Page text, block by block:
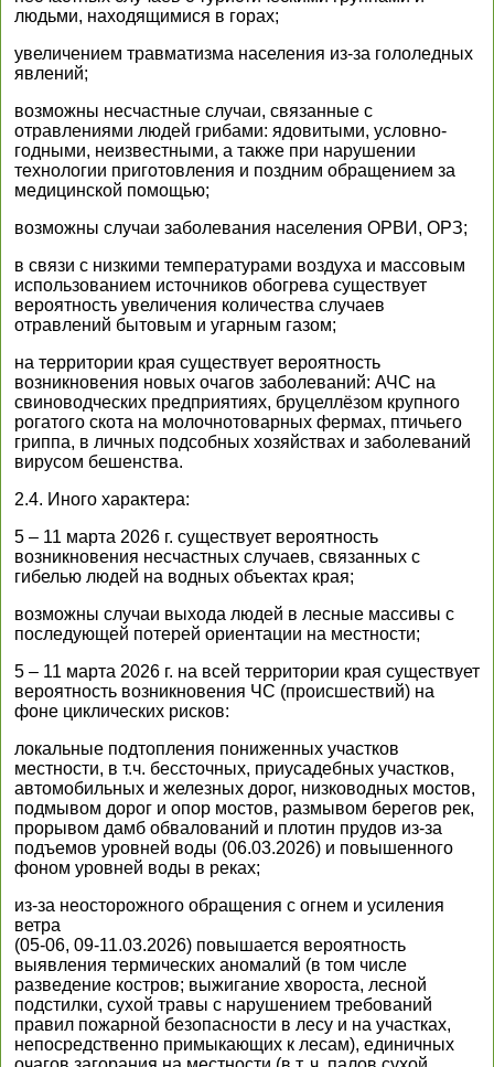
людьми, находящимися в горах;
увеличением травматизма населения из-за гололедных
явлений;
возможны несчастные случаи, связанные с
отравлениями людей грибами: ядовитыми, условно-
годными, неизвестными, а также при нарушении
технологии приготовления и поздним обращением за
медицинской помощью;
возможны случаи заболевания населения ОРВИ, ОРЗ;
в связи с низкими температурами воздуха и массовым
использованием источников обогрева существует
вероятность увеличения количества случаев
отравлений бытовым и угарным газом;
на территории края существует вероятность
возникновения новых очагов заболеваний: АЧС на
свиноводческих предприятиях, бруцеллёзом крупного
рогатого скота на молочнотоварных фермах, птичьего
гриппа, в личных подсобных хозяйствах и заболеваний
вирусом бешенства.
2.4. Иного характера:
5 – 11 марта 2026 г. существует вероятность
возникновения несчастных случаев, связанных с
гибелью людей на водных объектах края;
возможны случаи выхода людей в лесные массивы с
последующей потерей ориентации на местности;
5 – 11 марта 2026 г. на всей территории края существует
вероятность возникновения ЧС (происшествий) на
фоне циклических рисков:
локальные подтопления пониженных участков
местности, в т.ч. бессточных, приусадебных участков,
автомобильных и железных дорог, низководных мостов,
подмывом дорог и опор мостов, размывом берегов рек,
прорывом дамб обвалований и плотин прудов из-за
подъемов уровней воды (06.03.2026) и повышенного
фоном уровней воды в реках;
из-за неосторожного обращения с огнем и усиления
ветра
(05-06, 09-11.03.2026) повышается вероятность
выявления термических аномалий (в том числе
разведение костров; выжигание хвороста, лесной
подстилки, сухой травы с нарушением требований
правил пожарной безопасности в лесу и на участках,
непосредственно примыкающих к лесам), единичных